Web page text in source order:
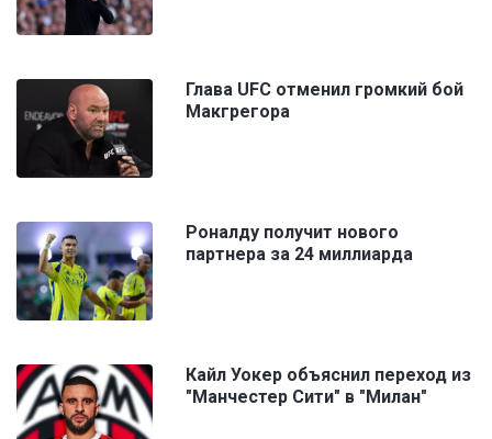
Глава UFC отменил громкий бой
Макгрегора
Роналду получит нового
партнера за 24 миллиарда
Кайл Уокер объяснил переход из
"Манчестер Сити" в "Милан"